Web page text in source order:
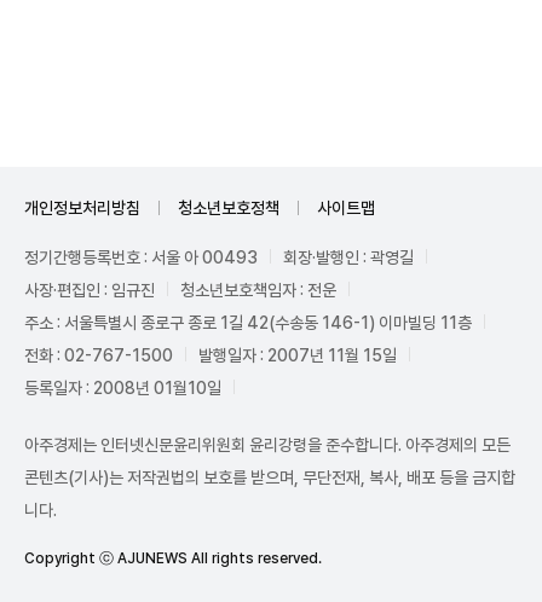
개인정보처리방침 청소년보호정책 사이트맵
정기간행등록번호 : 서울 아 00493
회장·발행인 : 곽영길
사장·편집인 : 임규진
청소년보호책임자 : 전운
주소 : 서울특별시 종로구 종로 1길 42(수송동 146-1) 이마빌딩 11층
전화 : 02-767-1500
발행일자 : 2007년 11월 15일
등록일자 : 2008년 01월10일
아주경제는 인터넷신문윤리위원회 윤리강령을 준수합니다. 아주경제의 모든
콘텐츠(기사)는 저작권법의 보호를 받으며, 무단전재, 복사, 배포 등을 금지합
니다.
Copyright ⓒ AJUNEWS All rights reserved.